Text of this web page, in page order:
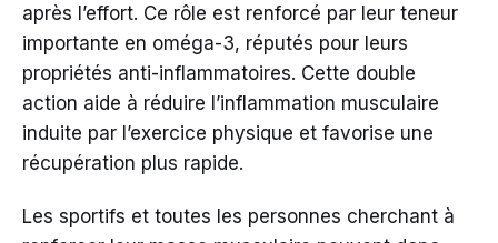
après l’effort. Ce rôle est renforcé par leur teneur
importante en oméga-3, réputés pour leurs
propriétés anti-inflammatoires. Cette double
action aide à réduire l’inflammation musculaire
induite par l’exercice physique et favorise une
récupération plus rapide.
Les sportifs et toutes les personnes cherchant à